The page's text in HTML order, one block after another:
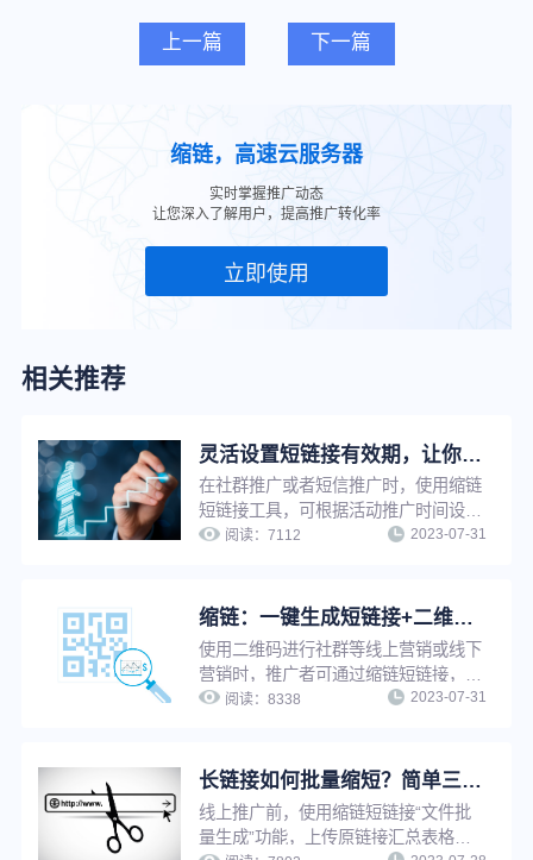
上一篇 下一篇
缩链，高速云服务器
实时掌握推广动态
让您深入了解用户，提高推广转化率
立即使用
相关推荐
灵活设置短链接有效期，让你的推广页面永久可见或到期不可见
在社群推广或者短信推广时，使用缩链
短链接工具，可根据活动推广时间设置
短链接有效期为一段有限时间，以减少
效果。
阅读：7112 2023-07-31
缩链：一键生成短链接+二维码，支持修改原链接，换链不换码
使用二维码进行社群等线上营销或线下
营销时，推广者可通过缩链短链接，将
长链接一键缩短的同时生成对应二维
并提升工作效率。
阅读：8338 2023-07-31
长链接如何批量缩短？简单三步，帮你快速提升工作效率！
线上推广前，使用缩链短链接“文件批
量生成”功能，上传原链接汇总表格，